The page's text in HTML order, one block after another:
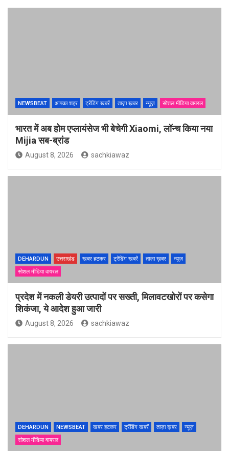
NEWSBEAT आपका शहर ट्रेंडिंग खबरें ताज़ा ख़बर न्यूज़ सोशल मीडिया वायरल
भारत में अब होम एप्लायंसेज भी बेचेगी Xiaomi, लॉन्च किया नया
Mijia सब-ब्रांड
August 8, 2026 sachkiawaz
DEHARDUN उत्तराखंड खबर हटकर ट्रेंडिंग खबरें ताज़ा ख़बर
न्यूज़
सोशल मीडिया वायरल
प्रदेश में नकली डेयरी उत्पादों पर सख्ती, मिलावटखोरों पर कसेगा
शिकंजा, ये आदेश हुआ जारी
August 8, 2026 sachkiawaz
DEHARDUN NEWSBEAT खबर हटकर ट्रेंडिंग खबरें ताज़ा ख़बर
न्यूज़
सोशल मीडिया वायरल